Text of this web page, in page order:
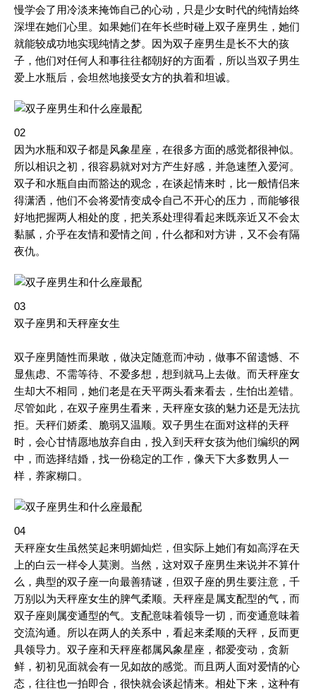
慢学会了用冷淡来掩饰自己的心动，只是少女时代的纯情始终
深埋在她们心里。如果她们在年长些时碰上双子座男生，她们
就能较成功地实现纯情之梦。因为双子座男生是长不大的孩
子，他们对任何人和事往往都朝好的方面看，所以当双子男生
爱上水瓶后，会坦然地接受女方的执着和坦诚。
02
因为水瓶和双子都是风象星座，在很多方面的感觉都很神似。
所以相识之初，很容易就对对方产生好感，并急速堕入爱河。
双子和水瓶自由而豁达的观念，在谈起情来时，比一般情侣来
得潇洒，他们不会将爱情变成令自己不开心的压力，而能够很
好地把握两人相处的度，把关系处理得看起来既亲近又不会太
黏腻，介乎在友情和爱情之间，什么都和对方讲，又不会有隔
夜仇。
03
双子座男和天秤座女生
双子座男随性而果敢，做决定随意而冲动，做事不留遗憾、不
显焦虑、不需等待、不爱多想，想到就马上去做。而天秤座女
生却大不相同，她们老是在天平两头看来看去，生怕出差错。
尽管如此，在双子座男生看来，天秤座女孩的魅力还是无法抗
拒。天秤们娇柔、脆弱又温顺。双子男生在面对这样的天秤
时，会心甘情愿地放弃自由，投入到天秤女孩为他们编织的网
中，而选择结婚，找一份稳定的工作，像天下大多数男人一
样，养家糊口。
04
天秤座女生虽然笑起来明媚灿烂，但实际上她们有如高浮在天
上的白云一样令人莫测。当然，这对双子座男生来说并不算什
么，典型的双子座一向最善猜谜，但双子座的男生要注意，千
万别以为天秤座女生的脾气柔顺。天秤座是属支配型的气，而
双子座则属变通型的气。支配意味着领导一切，而变通意味着
交流沟通。所以在两人的关系中，看起来柔顺的天秤，反而更
具领导力。双子座和天秤座都属风象星座，都爱变动，贪新
鲜，初初见面就会有一见如故的感觉。而且两人面对爱情的心
态，往往也一拍即合，很快就会谈起情来。相处下来，这种有